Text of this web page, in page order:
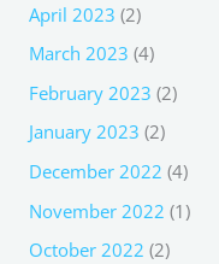
April 2023 (2)
March 2023 (4)
February 2023 (2)
January 2023 (2)
December 2022 (4)
November 2022 (1)
October 2022 (2)